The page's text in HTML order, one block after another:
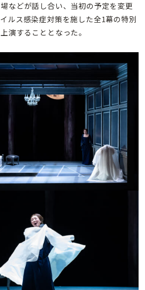
などが話し合い、当初の予定を変更
ルス感染症対策を施した全1幕の特別
演することとなった。